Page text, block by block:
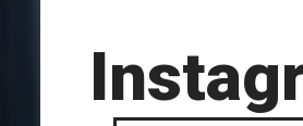
情報を開く